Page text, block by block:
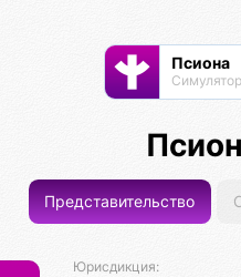
Псиона
Представительство
Юрисдикция: